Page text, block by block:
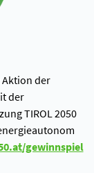
Aktion der
der
TIROL 2050
gewinnspiel